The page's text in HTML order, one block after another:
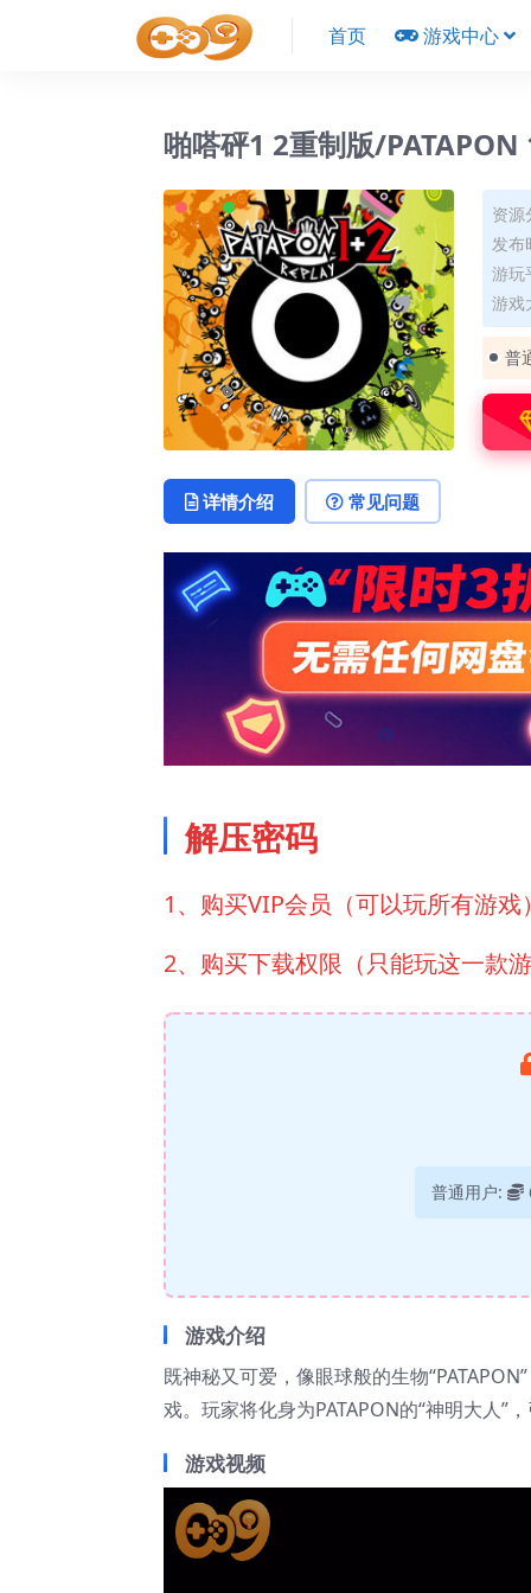
首页 游戏中心
啪嗒砰1 2重制版/PATAPON
资
发布
游玩
游戏
普
详情介绍 常见问题
解压密码
1、购买VIP会员（可以玩所有游
2、购买下载权限（只能玩这一款
普通用户:
游戏介绍
既神秘又可爱，像眼球般的生物
戏。玩家将化身为PATAPON的“神明大人”
游戏视频